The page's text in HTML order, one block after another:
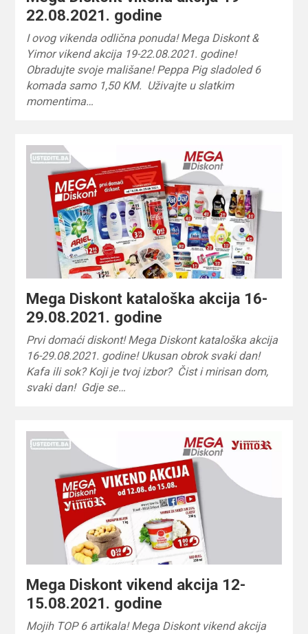
22.08.2021. godine
I ovog vikenda odlična ponuda! Mega Diskont &
Yimor vikend akcija 19-22.08.2021. godine!
Obradujte svoje mališane! Peppa Pig sladoled 6
komada samo 1,50 KM. Uživajte u slatkim
momentima…
Mega Diskont kataloška akcija 16-
29.08.2021. godine
Prvi domaći diskont! Mega Diskont kataloška akcija
16-29.08.2021. godine! Ukusan obrok svaki dan!
Kafa ili sok? Koji je tvoj izbor? Čist i mirisan dom,
svaki dan! Gdje se…
Mega Diskont vikend akcija 12-
15.08.2021. godine
Mojih TOP 6 artikala! Mega Diskont vikend akcija